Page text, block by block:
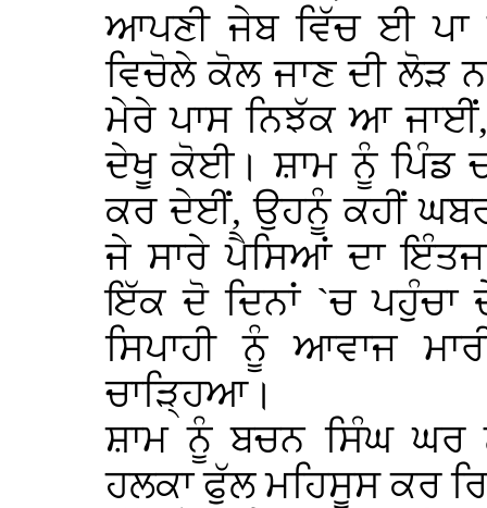
ਆਪਣੀ ਜੇਬ ਵਿੱਚ ਈ
ਵਿਚੋਲੇ ਕੋਲ ਜਾਣ ਦੀ ਲੋੜ
ਮੇਰੇ ਪਾਸ ਨਿਝੱਕ ਆ ਜਾਈਂ,
ਦੇਖੂ ਕੋਈ। ਸ਼ਾਮ ਨੂੰ ਪਿੰਡ
ਕਰ ਦੇਈਂ, ਉਹਨੂੰ ਕਹੀਂ
ਜੇ ਸਾਰੇ ਪੈਸਿਆਂ ਦਾ
ਇੱਕ ਦੋ ਦਿਨਾਂ `ਚ ਪਹੁੰਚਾ
ਸਿਪਾਹੀ ਨੂੰ ਆਵਾਜ
ਚਾੜ੍ਹਿਆ।
ਸ਼ਾਮ ਨੂੰ ਬਚਨ ਸਿੰਘ
ਹਲਕਾ ਫੁੱਲ ਮਹਿਸੂਸ ਕਰ